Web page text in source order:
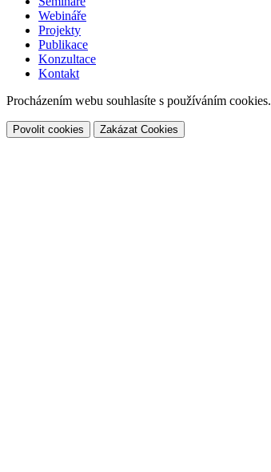
Webináře
Projekty
Publikace
Konzultace
Kontakt
Procházením webu souhlasíte s používáním cookies.
Povolit cookies Zakázat Cookies